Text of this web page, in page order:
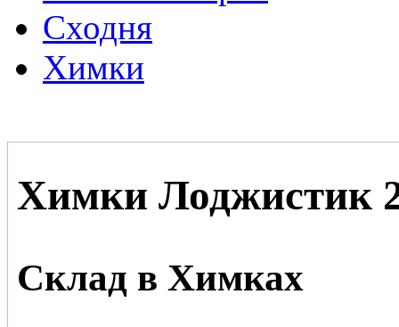
Сходня
Химки
Химки Лоджистик
Склад в Химках